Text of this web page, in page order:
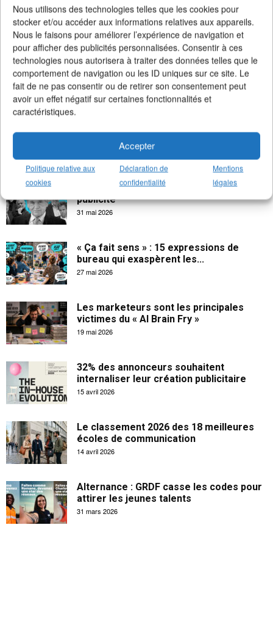
Nous utilisons des technologies telles que les cookies pour
stocker et/ou accéder aux informations relatives aux appareils.
Nous le faisons pour améliorer l’expérience de navigation et
pour afficher des publicités personnalisées. Consentir à ces
technologies nous autorisera à traiter des données telles que le
comportement de navigation ou les ID uniques sur ce site. Le
fait de ne pas consentir ou de retirer son consentement peut
avoir un effet négatif sur certaines fonctionnalités et
caractéristiques.
Accepter
Politique relative aux
cookies
Déclaration de
confidentialité
Mentions
légales
l’économie française
Les salaires indécents des CEOs dans la
publicité
31 mai 2026
« Ça fait sens » : 15 expressions de
bureau qui exaspèrent les...
27 mai 2026
Les marketeurs sont les principales
victimes du « AI Brain Fry »
19 mai 2026
32% des annonceurs souhaitent
internaliser leur création publicitaire
15 avril 2026
Le classement 2026 des 18 meilleures
écoles de communication
14 avril 2026
Alternance : GRDF casse les codes pour
attirer les jeunes talents
31 mars 2026